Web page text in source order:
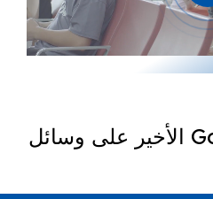
شاهد اتجاه Goldsite الأخير على وسائل